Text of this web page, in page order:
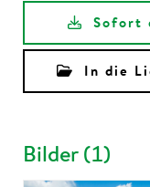
Sofort
In die
Bilder (1)